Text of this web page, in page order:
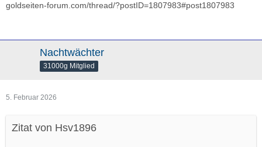
goldseiten-forum.com/thread/?postID=1807983#post1807983
Nachtwächter
31000g Mitglied
5. Februar 2026
Zitat von Hsv1896